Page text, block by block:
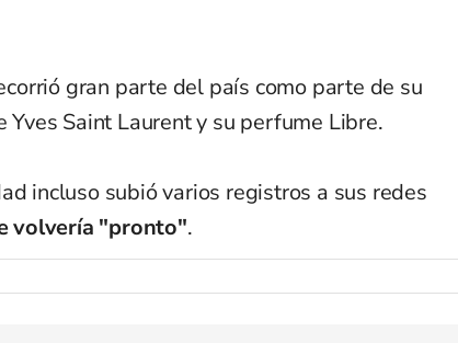
gran parte del país como parte de su
Saint Laurent y su perfume Libre.
incluso subió varios registros a sus redes
volvería "pronto".